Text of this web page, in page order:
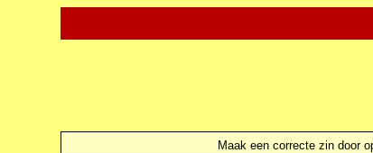
Maak een correcte zin door